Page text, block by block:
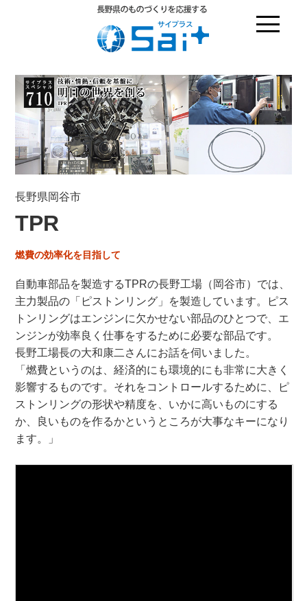
長野県岡谷市
TPR
燃費の効率化を目指して
自動車部品を製造するTPRの長野工場（岡谷市）では、
主力製品の「ピストンリング」を製造しています。ピス
トンリングはエンジンに欠かせない部品のひとつで、エ
ンジンが効率良く仕事をするために必要な部品です。
長野工場長の大和康二さんにお話を伺いました。
「燃費というのは、経済的にも環境的にも非常に大きく
影響するものです。それをコントロールするために、ピ
ストンリングの形状や精度を、いかに高いものにする
か、良いものを作るかというところが大事なキーになり
ます。」